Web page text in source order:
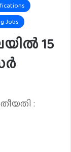
Jobs
15
: